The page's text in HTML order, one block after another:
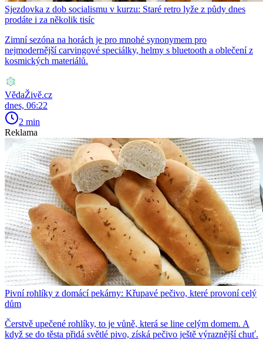
Sjezdovka z dob socialismu v kurzu: Staré retro lyže z půdy dnes
prodáte i za několik tisíc
Zimní sezóna na horách je pro mnohé synonymem pro
nejmodernější carvingové speciálky, helmy s bluetooth a oblečení z
kosmických materiálů.
VědaŽivě.cz
dnes, 06:22
2 min
Reklama
Pivní rohlíky z domácí pekárny: Křupavé pečivo, které provoní celý
dům
Čerstvě upečené rohlíky, to je vůně, která se line celým domem. A
když se do těsta přidá světlé pivo, získá pečivo ještě výraznější chuť.